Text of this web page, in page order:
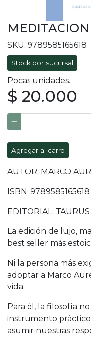
SKU: 9789585165618
Stock por sucursal
Pocas unidades.
$ 20.000
Agregar al carro
AUTOR: MARCO
ISBN: 9789585165618
EDITORIAL: TAURUS
La edición de lujo,
best seller más
Ni la persona más
adoptar a Marco
vida.
Para él, la filosofía
instrumento
asumir nuestras